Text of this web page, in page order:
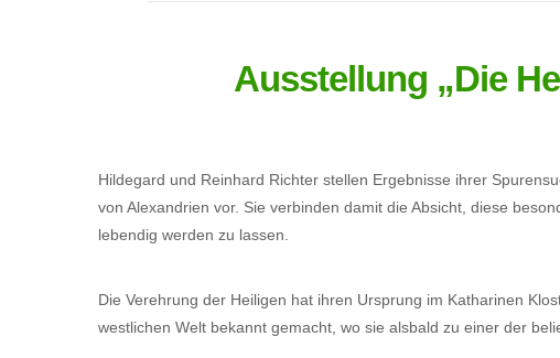
Ausstellung „Die
Hildegard und Reinhard Richter stellen Ergebnisse ihrer
von Alexandrien vor. Sie verbinden damit die Absicht, diese
lebendig werden zu lassen.
Die Verehrung der Heiligen hat ihren Ursprung im Katharinen
westlichen Welt bekannt gemacht, wo sie alsbald zu einer der